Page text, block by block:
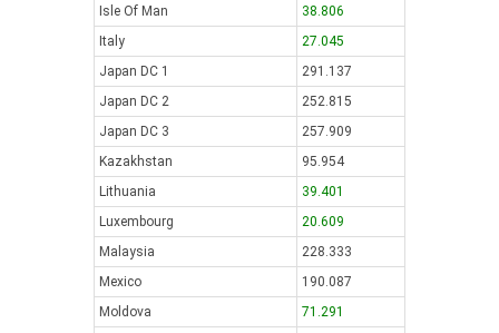
Isle Of Man
38.806
Italy
27.045
Japan DC 1
291.137
Japan DC 2
252.815
Japan DC 3
257.909
Kazakhstan
95.954
Lithuania
39.401
Luxembourg
20.609
Malaysia
228.333
Mexico
190.087
Moldova
71.291